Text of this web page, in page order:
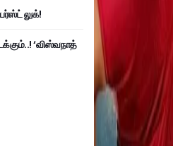
லுக்!
‘விஸ்வநாத்